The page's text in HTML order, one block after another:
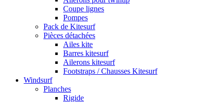
Coupe lignes
Pompes
Pack de Kitesurf
Pièces détachées
Ailes kite
Barres kitesurf
Ailerons kitesurf
Footstraps / Chausses Kitesurf
Windsurf
Planches
Rigide